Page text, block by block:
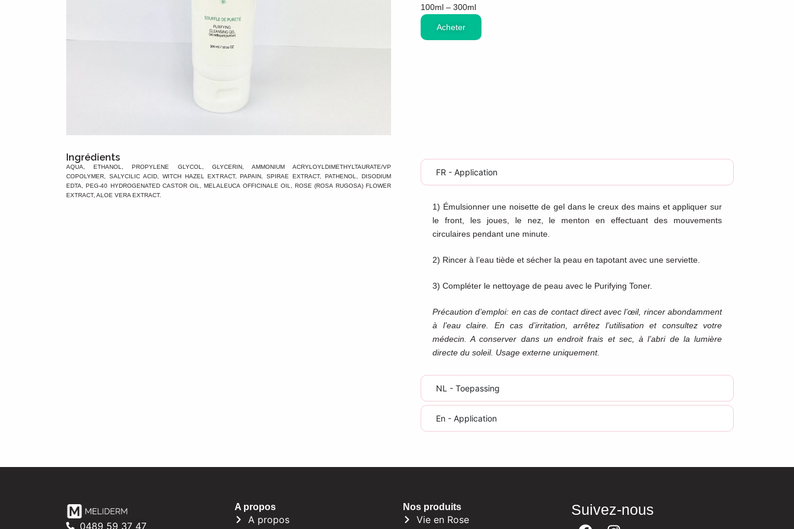
100ml – 300ml
Acheter
Ingrédients
AQUA, ETHANOL, PROPYLENE GLYCOL, GLYCERIN, AMMONIUM ACRYLOYLDIMETHYLTAURATE/VP
COPOLYMER, SALYCILIC ACID, WITCH HAZEL EXTRACT, PAPAIN, SPIRAE EXTRACT, PATHENOL, DISODIUM
EDTA, PEG-40 HYDROGENATED CASTOR OIL, MELALEUCA OFFICINALE OIL, ROSE (ROSA RUGOSA) FLOWER
EXTRACT, ALOE VERA EXTRACT.
FR - Application
1) Émulsionner une noisette de gel dans le creux des mains et appliquer sur
le front, les joues, le nez, le menton en effectuant des mouvements
circulaires pendant une minute.
2) Rincer à l’eau tiède et sécher la peau en tapotant avec une serviette.
3) Compléter le nettoyage de peau avec le Purifying Toner.
Précaution d’emploi: en cas de contact direct avec l’œil, rincer abondamment
à l’eau claire. En cas d’irritation, arrêtez l’utilisation et consultez votre
médecin. A conserver dans un endroit frais et sec, à l’abri de la lumière
directe du soleil. Usage externe uniquement.
NL - Toepassing
En - Application
0489 59 37 47
A propos
A propos
Nos produits
Vie en Rose
Suivez-nous